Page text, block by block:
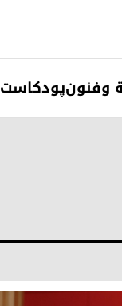
وفنونپودکاست